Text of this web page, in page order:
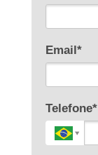
Email*
Telefone*